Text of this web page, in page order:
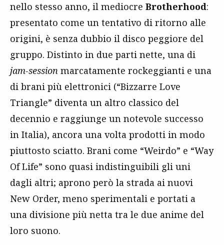
nello stesso anno, il mediocre Brotherhood:
presentato come un tentativo di ritorno alle
origini, è senza dubbio il disco peggiore del
gruppo. Distinto in due parti nette, una di
jam-session marcatamente rockeggianti e una
di brani più elettronici (“Bizzarre Love
Triangle” diventa un altro classico del
decennio e raggiunge un notevole successo
in Italia), ancora una volta prodotti in modo
piuttosto sciatto. Brani come “Weirdo” e “Way
Of Life” sono quasi indistinguibili gli uni
dagli altri; aprono però la strada ai nuovi
New Order, meno sperimentali e portati a
una divisione più netta tra le due anime del
loro suono.